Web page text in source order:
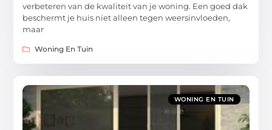
verbeteren van de kwaliteit van je woning. Een goed dak
beschermt je huis niet alleen tegen weersinvloeden,
maar
Woning En Tuin
WONING EN TUIN